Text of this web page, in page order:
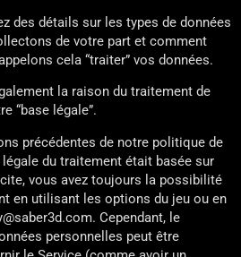
des détails sur les types de données
de votre part et comment
cela “traiter” vos données.
la raison du traitement de
“base légale”.
précédentes de notre politique de
du traitement était basée sur
vous avez toujours la possibilité
en utilisant les options du jeu ou en
Cependant, le
personnelles peut être